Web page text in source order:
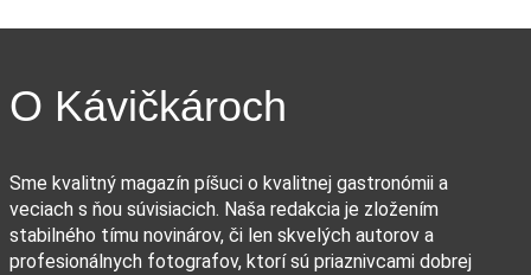
O Kávičkároch
Sme kvalitný magazín píšuci o kvalitnej gastronómii a
veciach s ňou súvisiacich. Naša redakcia je zložením
stabilného tímu novinárov, či len skvelých autorov a
profesionálnych fotografov, ktorí sú priaznivcami dobrej